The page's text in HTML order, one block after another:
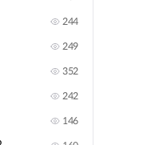
244
249
352
242
146